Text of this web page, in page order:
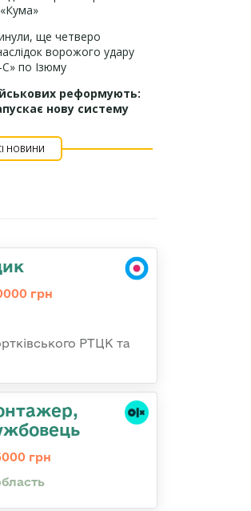
ще четверо
ворожого удару
по Ізюму
реформують:
нову систему
НОВИНИ
грн
РТЦК та
грн